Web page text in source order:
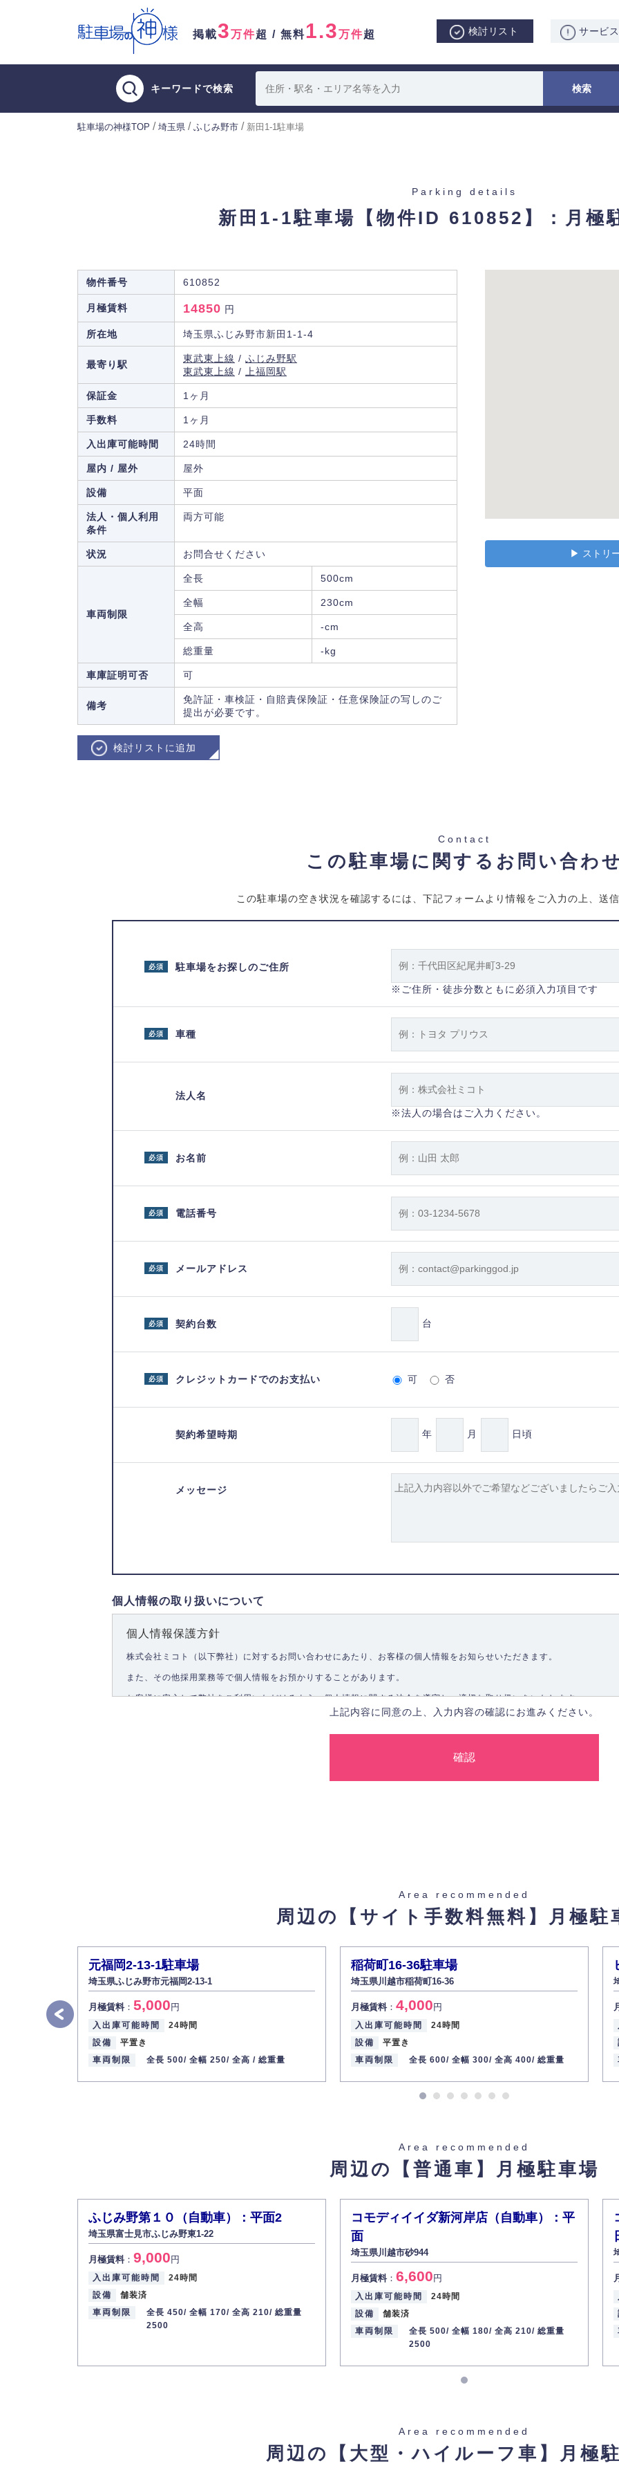
掲載3万件超 / 無料1.3万件超 検討リスト サービ
キーワードで検索
駐車場の神様TOP / 埼玉県 / ふじみ野市 / 新田1-1駐車場
Parking details
新田1-1駐車場 【物件ID 610852】：月極
物件番号 610852
月極賃料 14850 円
所在地 埼玉県ふじみ野市新田1-1-4
最寄り駅
東武東上線 / ふじみ野駅
東武東上線 / 上福岡駅
保証金 1ヶ月
手数料 1ヶ月
入出庫可能時間 24時間
屋内 / 屋外 屋外
設備 平面
法人・個人利用
条件
両方可能
状況 お問合せください
車両制限
全長 500cm
全幅 230cm
全高 -cm
総重量 -kg
車庫証明可否 可
備考
免許証・車検証・自賠責保険証・任意保険証の写しのご
提出が必要です。
検討リストに追加
▶︎ ストリ
Contact
この駐車場に関するお問い合わせ
この駐車場の空き状況を確認するには、下記フォームより情報をご入力の上、送信
駐車場をお探しのご住所
必須
※ご住所・徒歩分数ともに必須入力項目です
車種
必須
法人名
※法人の場合はご入力ください。
お名前
必須
電話番号
必須
メールアドレス
必須
契約台数
必須 台
クレジットカードでのお支払い
必須 可 否
契約希望時期 年 月 日頃
メッセージ
個人情報の取り扱いについて
個人情報保護方針
株式会社ミコト（以下弊社）に対するお問い合わせにあたり、お客様の個人情報をお知らせいただきます。
また、その他採用業務等で個人情報をお預かりすることがあります。
お客様に安心して弊社をご利用いただけるよう、個人情報に関する法令を遵守し、適切な取り扱いをいたします。
弊社は、お客様に対して偽りや不正な方法を取ることなく、適正に個人情報を取得いたします。
法的義務など正当な理由に基づく要請があった場合を除き、お客様の個人情報をご本人の同意なく第三者に提供いたしませ
お客様ご本人から自己の個人情報開示の請求があった場合、すみやかに開示いたします（ご本人であることが確認できな
また、個人情報の内容に誤りがあり、ご本人から訂正・追加・削除の請求がある場合は適切に対応いたします。
6.個人情報管理の社内教育
弊社社員全員が、個人情報の取り扱いについての重要性を理解し、より適切に管理するよう社内教育を実施してまいりま
株式会社ミコト
代表取締役社長 野口 幸男
上記内容に同意の上、入力内容の確認にお進みください。
Area recommended
周辺の【サイト手数料無料】 月極駐
元福岡2-13-1駐車場
埼玉県ふじみ野市元福岡2-13-1
月極賃料： 5,000円
入出庫可能時間
24時間
設備
平置き
車両制限
全長 500/ 全幅 250/ 全高 / 総重量
稲荷町16-36駐車場
埼玉県川越市稲荷町16-36
月極賃料： 4,000円
入出庫可能時間
24時間
設備
平置き
車両制限
全長 600/ 全幅 300/ 全高 400/ 総重量
Area recommended
周辺の【普通車】 月極駐車場
ふじみ野第１０（自動車）：平面2
埼玉県富士見市ふじみ野東1-22
月極賃料： 9,000円
入出庫可能時間
24時間
設備
舗装済
車両制限
全長 450/ 全幅 170/ 全高 210/ 総重量
2500
コモディイイダ新河岸店（自動車）：平
面
埼玉県川越市砂944
月極賃料： 6,600円
入出庫可能時間
24時間
設備
舗装済
車両制限
全長 500/ 全幅 180/ 全高 210/ 総重量
2500
Area recommended
周辺の【大型・ハイルーフ車】 月極